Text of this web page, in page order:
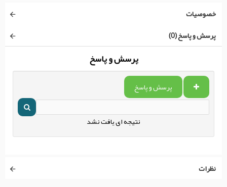
خصوصیات
پرسش و پاسخ (0)
پرسش و پاسخ
پرسش و پاسخ
نتیجه ای یافت نشد
نظرات